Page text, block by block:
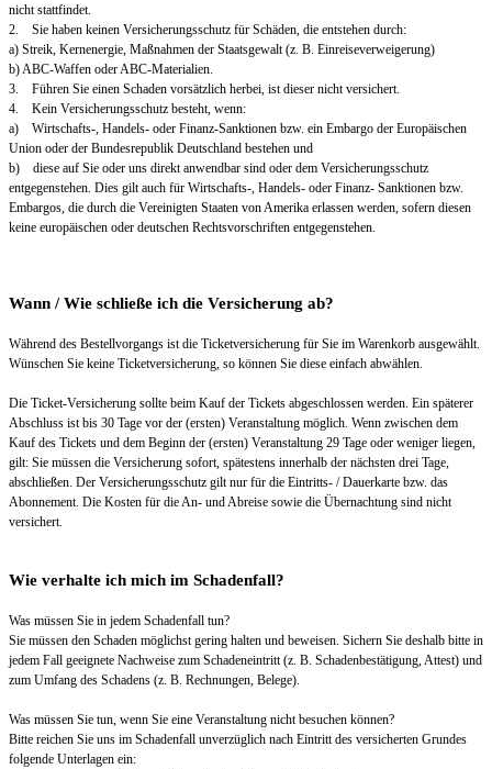
nicht stattfindet.
2. Sie haben keinen Versicherungsschutz für Schäden, die entstehen durch:
a) Streik, Kernenergie, Maßnahmen der Staatsgewalt (z. B. Einreiseverweigerung)
b) ABC-Waffen oder ABC-Materialien.
3. Führen Sie einen Schaden vorsätzlich herbei, ist dieser nicht versichert.
4. Kein Versicherungsschutz besteht, wenn:
a) Wirtschafts-, Handels- oder Finanz-Sanktionen bzw. ein Embargo der Europäischen
Union oder der Bundesrepublik Deutschland bestehen und
b) diese auf Sie oder uns direkt anwendbar sind oder dem Versicherungsschutz
entgegenstehen. Dies gilt auch für Wirtschafts-, Handels- oder Finanz- Sanktionen bzw.
Embargos, die durch die Vereinigten Staaten von Amerika erlassen werden, sofern diesen
keine europäischen oder deutschen Rechtsvorschriften entgegenstehen.
Wann / Wie schließe ich die Versicherung ab?
Während des Bestellvorgangs ist die Ticketversicherung für Sie im Warenkorb ausgewählt.
Wünschen Sie keine Ticketversicherung, so können Sie diese einfach abwählen.
Die Ticket-Versicherung sollte beim Kauf der Tickets abgeschlossen werden. Ein späterer
Abschluss ist bis 30 Tage vor der (ersten) Veranstaltung möglich. Wenn zwischen dem
Kauf des Tickets und dem Beginn der (ersten) Veranstaltung 29 Tage oder weniger liegen,
gilt: Sie müssen die Versicherung sofort, spätestens innerhalb der nächsten drei Tage,
abschließen. Der Versicherungsschutz gilt nur für die Eintritts- / Dauerkarte bzw. das
Abonnement. Die Kosten für die An- und Abreise sowie die Übernachtung sind nicht
versichert.
Wie verhalte ich mich im Schadenfall?
Was müssen Sie in jedem Schadenfall tun?
Sie müssen den Schaden möglichst gering halten und beweisen. Sichern Sie deshalb bitte in
jedem Fall geeignete Nachweise zum Schadeneintritt (z. B. Schadenbestätigung, Attest) und
zum Umfang des Schadens (z. B. Rechnungen, Belege).
Was müssen Sie tun, wenn Sie eine Veranstaltung nicht besuchen können?
Bitte reichen Sie uns im Schadenfall unverzüglich nach Eintritt des versicherten Grundes
folgende Unterlagen ein: